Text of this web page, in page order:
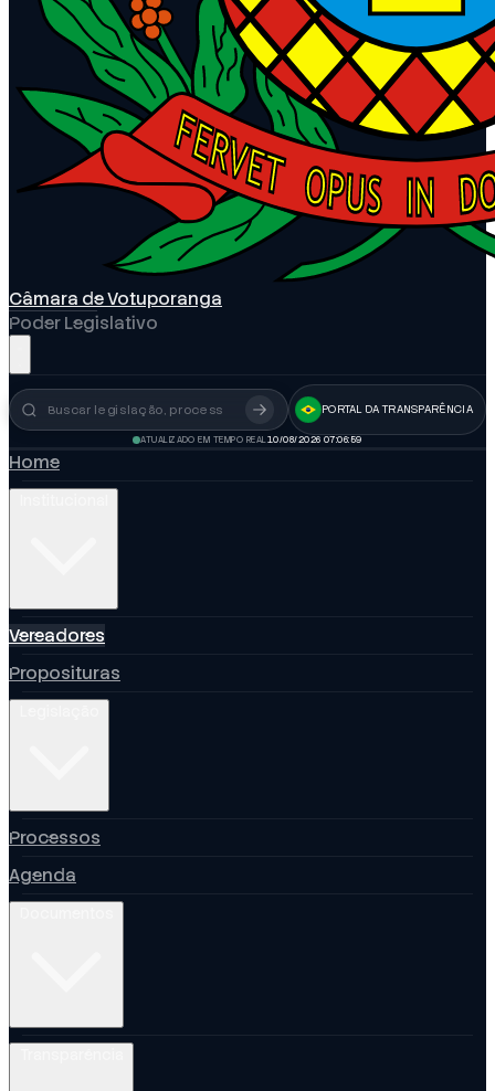
Câmara de Votuporanga
Poder Legislativo
Busca no portal PORTAL DA TRANSPARÊNCIA
ATUALIZADO EM TEMPO REAL 10/08/2026 07:07:00
Home
Vereadores
Proposituras
Processos
Agenda